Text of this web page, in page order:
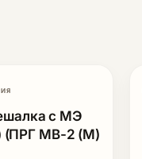
с МЭ
(ПРГ МВ-2 (М)